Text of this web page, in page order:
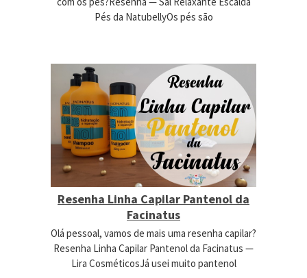
Pés da NatubellyOs pés são
Resenha Linha Capilar Pantenol da
Facinatus
Olá pessoal, vamos de mais uma resenha capilar?
Resenha Linha Capilar Pantenol da Facinatus —
Lira CosméticosJá usei muito pantenol